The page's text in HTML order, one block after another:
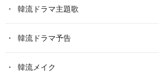
韓流ドラマ主題歌
韓流ドラマ予告
韓流メイク